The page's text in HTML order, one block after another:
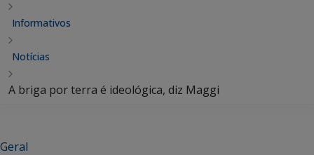
Informativos
Notícias
A briga por terra é ideológica, diz Maggi
Geral